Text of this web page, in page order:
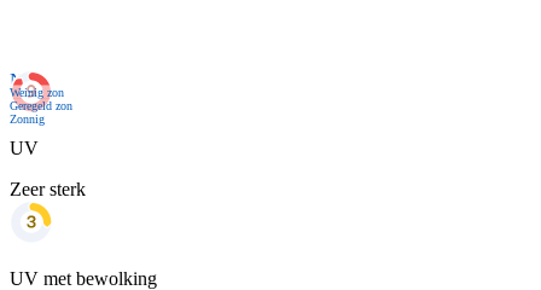
Nu
Weinig zon
Geregeld zon
Zonnig
UV
Zeer sterk
UV met bewolking